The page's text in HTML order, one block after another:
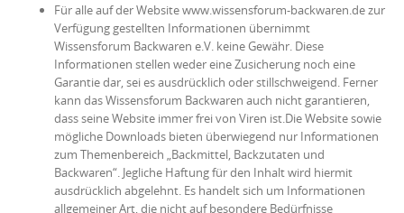
Für alle auf der Website www.wissensforum-backwaren.de zur
Verfügung gestellten Informationen übernimmt
Wissensforum Backwaren e.V. keine Gewähr. Diese
Informationen stellen weder eine Zusicherung noch eine
Garantie dar, sei es ausdrücklich oder stillschweigend. Ferner
kann das Wissensforum Backwaren auch nicht garantieren,
dass seine Website immer frei von Viren ist.Die Website sowie
mögliche Downloads bieten überwiegend nur Informationen
zum Themenbereich „Backmittel, Backzutaten und
Backwaren“. Jegliche Haftung für den Inhalt wird hiermit
ausdrücklich abgelehnt. Es handelt sich um Informationen
allgemeiner Art, die nicht auf besondere Bedürfnisse